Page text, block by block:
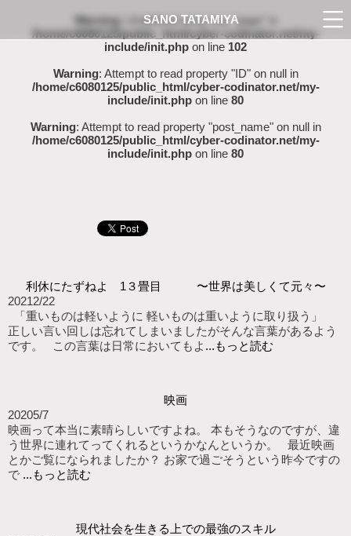
Warning: Undefined array key "page" in
/home/c6080125/public_html/cyber-codinator.net/my-
include/init.php on line 102
Warning: Attempt to read property "ID" on null in
/home/c6080125/public_html/cyber-codinator.net/my-
include/init.php on line 80
Warning: Attempt to read property "post_name" on null in
/home/c6080125/public_html/cyber-codinator.net/my-
include/init.php on line 80
利休にたずねよ 1３畳目 〜世界は美しくて元々〜
20212/22
「重いものは軽いように 軽いものは重いように取り扱う」
正しい言い回しは忘れてしまいましたがそんな言葉があるよう
です。 この言葉は日常においてもよ ...もっと読む
映画
20205/7
映画って本当に素晴らしいですよね。 本もそうなのですが、違
う世界に連れてってくれるというかなんというか。 最近映画
とかご覧になられましたか？ お家で過ごそうという昨今ですの
で ...もっと読む
現代社会を生きる上での最強のスキル
SANO TATAMIYA